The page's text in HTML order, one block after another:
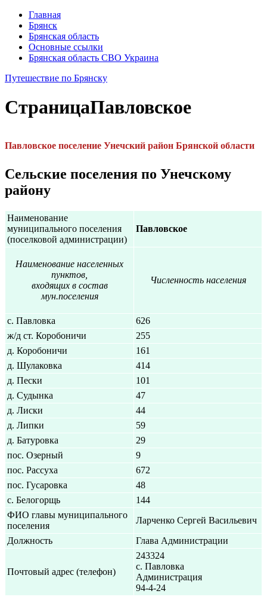
Главная
Брянск
Брянская область
Основные ссылки
Брянская область СВО Украина
Путешествие по Брянску
СтраницаПавловское
Павловское поселение Унечский район Брянской области
Сельские поселения по Унечскому
району
Наименование
муниципального поселения
(поселковой администрации)
Павловское
Наименование населенных
пунктов,
входящих в состав
мун.поселения
Численность населения
с. Павловка
626
ж/д ст. Коробоничи
255
д. Коробоничи
161
д. Шулаковка
414
д. Пески
101
д. Судынка
47
д. Лиски
44
д. Липки
59
д. Батуровка
29
пос. Озерный
9
пос. Рассуха
672
пос. Гусаровка
48
с. Белогорщь
144
ФИО главы муниципального
поселения
Ларченко Сергей Васильевич
Должность
Глава Администрации
Почтовый адрес (телефон)
243324
с. Павловка
Администрация
94-4-24